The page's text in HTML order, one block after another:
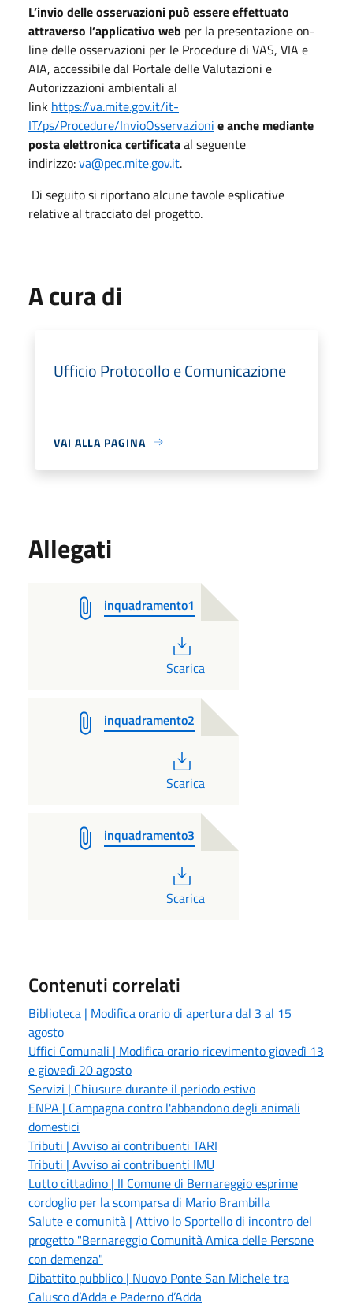
L’invio delle osservazioni può essere effettuato
attraverso l’applicativo web per la presentazione on-
line delle osservazioni per le Procedure di VAS, VIA e
AIA, accessibile dal Portale delle Valutazioni e
Autorizzazioni ambientali al
link https://va.mite.gov.it/it-
IT/ps/Procedure/InvioOsservazioni e anche mediante
posta elettronica certificataal seguente
indirizzo:va@pec.mite.gov.it.
Di seguito si riportano alcune tavole esplicative
relative al tracciato del progetto.
A cura di
Ufficio Protocollo e Comunicazione
VAI ALLA PAGINA
Allegati
inquadramento1
PDF
Scarica
inquadramento2
PDF
Scarica
inquadramento3
PDF
Scarica
Contenuti correlati
Biblioteca | Modifica orario di apertura dal 3 al 15
agosto
Uffici Comunali | Modifica orario ricevimento giovedì 13
e giovedì 20 agosto
Servizi | Chiusure durante il periodo estivo
ENPA | Campagna contro l'abbandono degli animali
domestici
Tributi | Avviso ai contribuenti TARI
Tributi | Avviso ai contribuenti IMU
Lutto cittadino | Il Comune di Bernareggio esprime
cordoglio per la scomparsa di Mario Brambilla
Salute e comunità | Attivo lo Sportello di incontro del
progetto "Bernareggio Comunità Amica delle Persone
con demenza"
Dibattito pubblico | Nuovo Ponte San Michele tra
Calusco d’Adda e Paderno d’Adda